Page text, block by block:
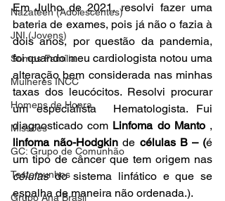
Nazateen (Adolescentes)
JNI (Jovens)
Somos Família
Mulheres INCC
Homens de Honra
Missões
GC: Grupo de Comunhão
Testemunhos
Grupo Ana Brasil
Em Julho de 2021, resolvi fazer uma
bateria de exames, pois já não o fazia à
dois anos, por questão da pandemia,
foi quando meu cardiologista notou uma
alteração bem considerada nas minhas
taxas dos leucócitos. Resolvi procurar
um especialista  Hematologista. Fui
diagnosticado com Linfoma do Manto
linfoma não-Hodgkin de células B – (é
células do sistema linfático e que se
espalha de maneira não ordenada.).